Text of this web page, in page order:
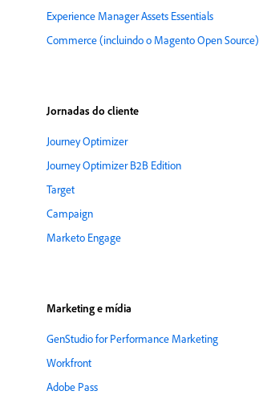
Experience Manager Assets Essentials
Commerce (incluindo o Magento Open Source)
Jornadas do cliente
Journey Optimizer
Journey Optimizer B2B Edition
Target
Campaign
Marketo Engage
Marketing e mídia
GenStudio for Performance Marketing
Workfront
Adobe Pass